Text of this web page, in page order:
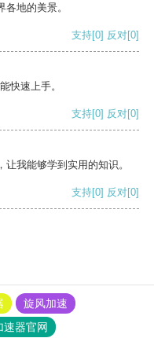
地的美景。
支持[0] 反对[0]
快速上手。
支持[0] 反对[0]
我能够学到实用的知识。
支持[0] 反对[0]
旋风加速
速器官网